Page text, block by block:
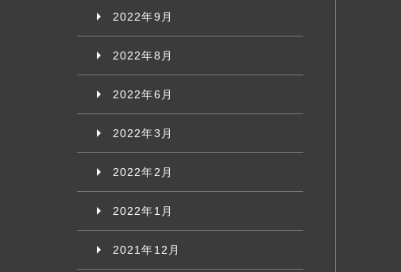
2022年9月
2022年8月
2022年6月
2022年3月
2022年2月
2022年1月
2021年12月